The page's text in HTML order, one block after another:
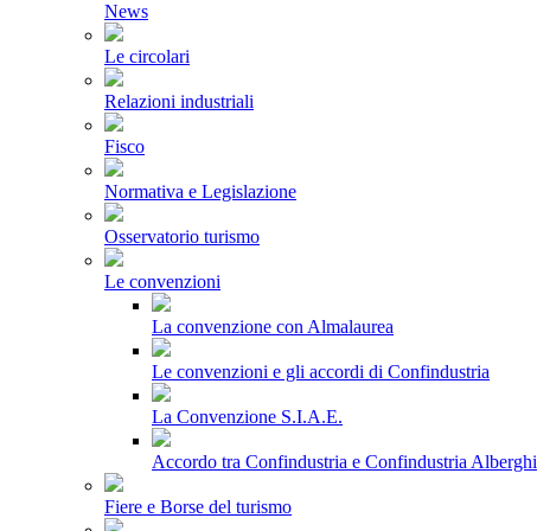
News
Le circolari
Relazioni industriali
Fisco
Normativa e Legislazione
Osservatorio turismo
Le convenzioni
La convenzione con Almalaurea
Le convenzioni e gli accordi di Confindustria
La Convenzione S.I.A.E.
Accordo tra Confindustria e Confindustria Alberghi
Fiere e Borse del turismo